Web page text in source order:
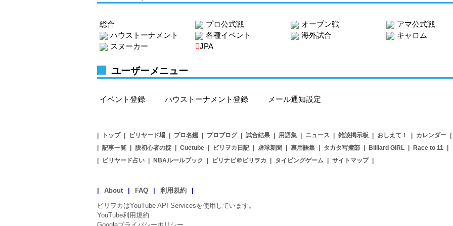
総合 プロ公式戦 オープン戦
アマ公式戦
ハウストーナメント
各種イベント 海外試合
キャロム
スヌーカー
JPA
ユーザーメニュー
イベント登録 ハウストーナメント登録 メール通知設定
トップ ビリヤード場 プロ名鑑 プロブログ 試合結果 用語集 ニュース 雑談掲示板 おしえて！ カレンダー
記事一覧 脱初心者の掟 Cuetube ビリヲカ日記 虚球新聞 裏用語集 タカタ写撞部 Billiard GIRL Race to 11
ビリヤード占い NBAルールブック ビリナビ＠ビリヲカ タイピングゲーム サイトマップ
About FAQ 利用規約
ビリヲカはYouTube API Servicesを使用しています。
YouTube利用規約